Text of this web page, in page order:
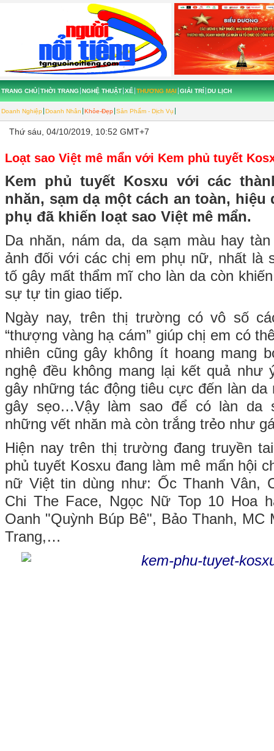
TRANG CHỦ THỜI TRANG NGHỆ THUẬT XẾ THƯƠNG MẠI
Doanh Nghiệp Doanh Nhân Khỏe-Đẹp Sản Phẩm - Dịch Vụ
GIẢI TRÍ DU LỊCH
Thứ sáu, 04/10/2019, 10:52 GMT+7
Loạt sao Việt mê mẩn với Kem phủ tuyết
Kem phủ tuyết Kosxu với các
nhăn, sạm dạ một cách an toàn,
phụ đã khiến loạt sao Việt mê mẩn.
Da nhăn, nám da, da sạm màu hay
ảnh đối với các chị em phụ nữ, nhất là
tố gây mất thẩm mĩ cho làn da còn
sự tự tin giao tiếp.
Ngày nay, trên thị trường có vô số
“thượng vàng hạ cám” giúp chị em có
nhiên cũng gây không ít hoang mang
nghệ đều không mang lại kết quả như
gây những tác động tiêu cực đến làn da
gây sẹo…Vậy làm sao để có làn da
những vết nhăn mà còn trắng trẻo như
Hiện nay trên thị trường đang truyền
phủ tuyết Kosxu đang làm mê mẩn hội
nữ Việt tin dùng như: Ốc Thanh Vân,
Chi The Face, Ngọc Nữ Top 10 Hoa
Oanh "Quỳnh Búp Bê", Bảo Thanh, MC
Trang,…